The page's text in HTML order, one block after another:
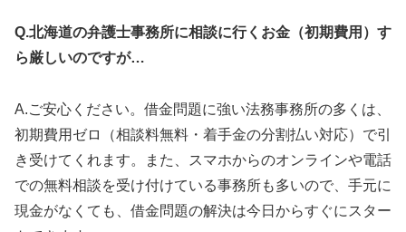
Q.北海道の弁護士事務所に相談に行くお金（初期費用）す
ら厳しいのですが…
A.ご安心ください。借金問題に強い法務事務所の多くは、
初期費用ゼロ（相談料無料・着手金の分割払い対応）で引
き受けてくれます。また、スマホからのオンラインや電話
での無料相談を受け付けている事務所も多いので、手元に
現金がなくても、借金問題の解決は今日からすぐにスター